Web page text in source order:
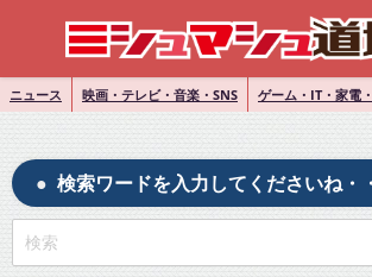
ニュース 映画・テレビ・音楽・SNS ゲーム・IT・家電
検索ワードを入力してくださいね・